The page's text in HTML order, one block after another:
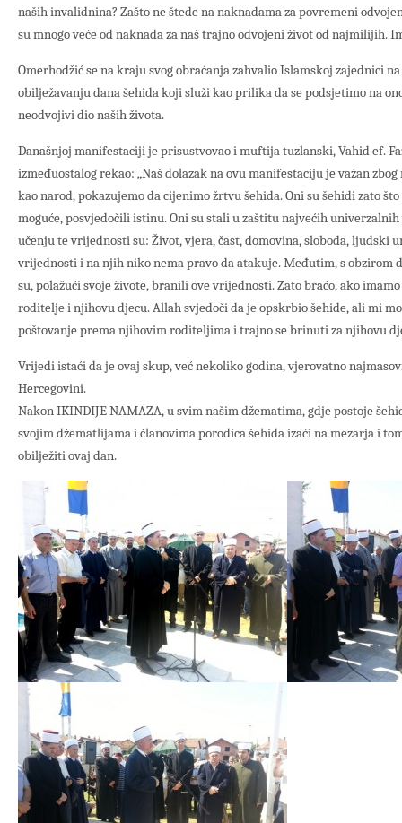
naših invalidnina? Zašto ne štede na naknadama za povremeni
su mnogo veće od naknada za naš trajno odvojeni život od najmilijih.
Omerhodžić se na kraju svog obraćanja zahvalio Islamskoj zajednici
obilježavanju dana šehida koji služi kao prilika da se podsjetimo na
neodvojivi dio naših života.
Današnjoj manifestaciji je prisustvovao i muftija tuzlanski, Vahid ef.
izmeđuostalog rekao: „Naš dolazak na ovu manifestaciju je važan
kao narod, pokazujemo da cijenimo žrtvu šehida. Oni su šehidi zato
moguće, posvjedočili istinu. Oni su stali u zaštitu najvećih
učenju te vrijednosti su: Život, vjera, čast, domovina, sloboda, ljudski
vrijednosti i na njih niko nema pravo da atakuje. Međutim, s obzirom
su, polažući svoje živote, branili ove vrijednosti. Zato braćo, ako
roditelje i njihovu djecu. Allah svjedoči da je opskrbio šehide, ali mi
poštovanje prema njihovim roditeljima i trajno se brinuti za njihovu
Vrijedi istaći da je ovaj skup, već nekoliko godina, vjerovatno
Hercegovini.
Nakon IKINDIJE NAMAZA, u svim našim džematima, gdje postoje
svojim džematlijama i članovima porodica šehida izaći na mezarja i
obilježiti ovaj dan.